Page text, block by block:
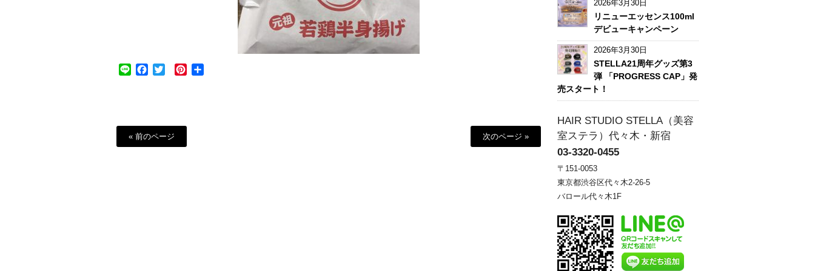
Line Facebook
Twitter Pinterest
« 前のページ 次のページ »
2026年3月30日
リニューエッセンス100ml
デビューキャンペーン
2026年3月30日
STELLA21周年グッズ第3
弾 「PROGRESS CAP」発
売スタート！
HAIR STUDIO STELLA（美容
室ステラ）代々木・新宿
03-3320-0455
〒151-0053
東京都渋谷区代々木2-26-5
バロール代々木1F